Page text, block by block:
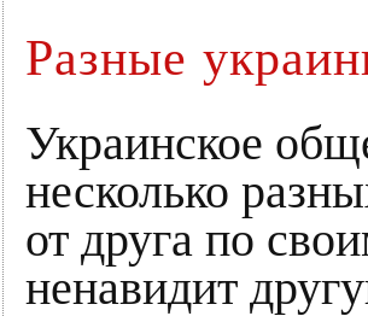
Разные
Украинское
несколько
от друга по
ненавидит